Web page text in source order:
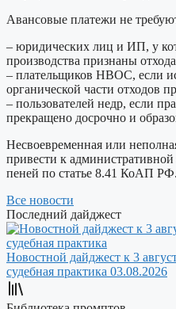
Авансовые платежи не
– юридических лиц и ИП, у
производства признаны
– плательщиков НВОС, если
органической части отходов
– пользователей недр, если
прекращено досрочно и
Несвоевременная или
привести к
пеней по статье 8.41 КоАП РФ.
Все новости
Последний дайджест
Новостной дайджест к 3
судебная практика 03.08.2026